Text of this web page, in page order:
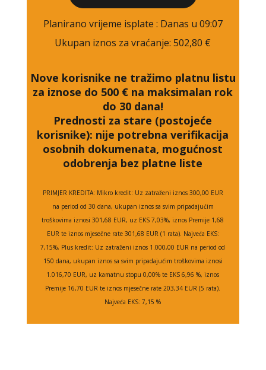
Planirano vrijeme isplate : Danas u 09:07
Ukupan iznos za vraćanje:502,80 €
Nove korisnike ne tražimo platnu listu
za iznose do 500 € na maksimalan rok
do 30 dana!
Prednosti za stare (postojeće
korisnike): nije potrebna verifikacija
osobnih dokumenata, mogućnost
odobrenja bez platne liste
PRIMJER KREDITA: Mikro kredit: Uz zatraženi iznos 300,00 EUR
na period od 30 dana, ukupan iznos sa svim pripadajućim
troškovima iznosi 301,68 EUR, uz EKS 7,03%, iznos Premije 1,68
EUR te iznos mjesečne rate 301,68 EUR (1 rata). Najveća EKS:
7,15%, Plus kredit: Uz zatraženi iznos 1.000,00 EUR na period od
150 dana, ukupan iznos sa svim pripadajućim troškovima iznosi
1.016,70 EUR, uz kamatnu stopu 0,00% te EKS 6,96 %, iznos
Premije 16,70 EUR te iznos mjesečne rate 203,34 EUR (5 rata).
Najveća EKS: 7,15 %